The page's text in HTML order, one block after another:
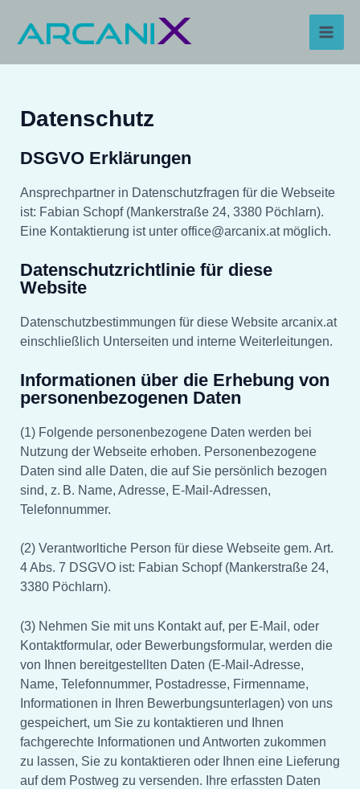
content
Main
Datenschutz
DSGVO Erklärungen
Ansprechpartner in Datenschutzfragen für die Webseite
ist: Fabian Schopf (Mankerstraße 24, 3380 Pöchlarn).
Eine Kontaktierung ist unter office@arcanix.at möglich.
Datenschutzrichtlinie für diese
Website
Datenschutzbestimmungen für diese Website arcanix.at
einschließlich Unterseiten und interne Weiterleitungen.
Informationen über die Erhebung von
personenbezogenen Daten
(1) Folgende personenbezogene Daten werden bei
Nutzung der Webseite erhoben. Personenbezogene
Daten sind alle Daten, die auf Sie persönlich bezogen
sind, z. B. Name, Adresse, E-Mail-Adressen,
Telefonnummer.
(2) Verantworltiche Person für diese Webseite gem. Art.
4 Abs. 7 DSGVO ist: Fabian Schopf (Mankerstraße 24,
3380 Pöchlarn).
(3) Nehmen Sie mit uns Kontakt auf, per E-Mail, oder
Kontaktformular, oder Bewerbungsformular, werden die
von Ihnen bereitgestellten Daten (E-Mail-Adresse,
Name, Telefonnummer, Postadresse, Firmenname,
Informationen in Ihren Bewerbungsunterlagen) von uns
gespeichert, um Sie zu kontaktieren und Ihnen
fachgerechte Informationen und Antworten zukommen
zu lassen, Sie zu kontaktieren oder Ihnen eine Lieferung
auf dem Postweg zu versenden. Ihre erfassten Daten